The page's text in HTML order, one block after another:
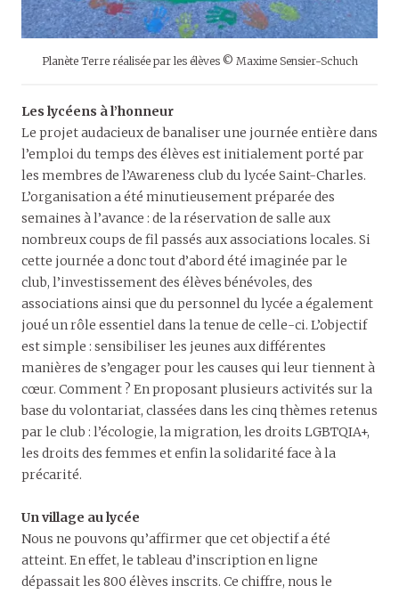
Planète Terre réalisée par les élèves © Maxime Sensier-Schuch
Les lycéens à l’honneur
Le projet audacieux de banaliser une journée entière dans
l’emploi du temps des élèves est initialement porté par
les membres de l’Awareness club du lycée Saint-Charles.
L’organisation a été minutieusement préparée des
semaines à l’avance : de la réservation de salle aux
nombreux coups de fil passés aux associations locales. Si
cette journée a donc tout d’abord été imaginée par le
club, l’investissement des élèves bénévoles, des
associations ainsi que du personnel du lycée a également
joué un rôle essentiel dans la tenue de celle-ci. L’objectif
est simple : sensibiliser les jeunes aux différentes
manières de s’engager pour les causes qui leur tiennent à
cœur. Comment ? En proposant plusieurs activités sur la
base du volontariat, classées dans les cinq thèmes retenus
par le club : l’écologie, la migration, les droits LGBTQIA+,
les droits des femmes et enfin la solidarité face à la
précarité.
Un village au lycée
Nous ne pouvons qu’affirmer que cet objectif a été
atteint. En effet, le tableau d’inscription en ligne
dépassait les 800 élèves inscrits. Ce chiffre, nous le